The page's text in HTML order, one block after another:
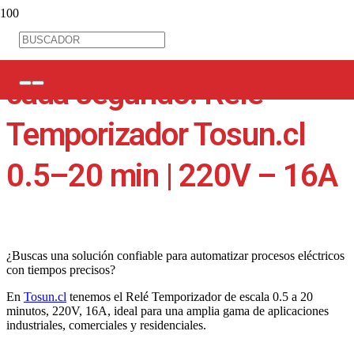
Precisión y control en
cada segundo: Relé
Temporizador Tosun.cl
0.5–20 min | 220V – 16A
¿Buscas una solución confiable para automatizar procesos eléctricos
con tiempos precisos?
En Tosun.cl tenemos el Relé Temporizador de escala 0.5 a 20
minutos, 220V, 16A, ideal para una amplia gama de aplicaciones
industriales, comerciales y residenciales.